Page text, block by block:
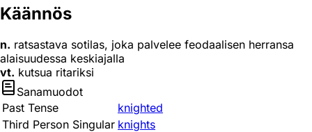
Käännös
n. ratsastava sotilas, joka palvelee feodaalisen herransa
alaisuudessa keskiajalla
vt. kutsua ritariksi
Sanamuodot
Past Tense
knighted
Third Person Singular knights